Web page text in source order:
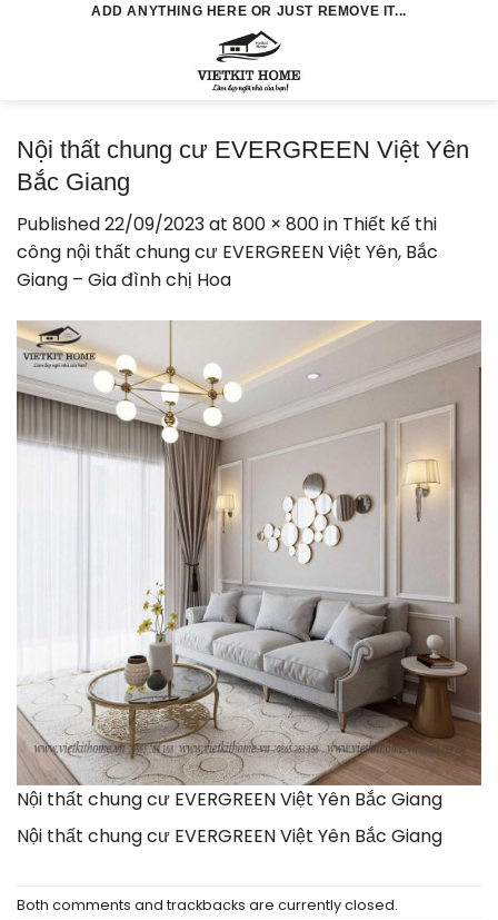
ADD ANYTHING HERE OR JUST REMOVE IT...
Nội thất chung cư EVERGREEN Việt Yên
Bắc Giang
Published22/09/2023at 800 × 800in Thiết kế thi
công nội thất chung cư EVERGREEN Việt Yên, Bắc
Giang – Gia đình chị Hoa
Nội thất chung cư EVERGREEN Việt Yên Bắc Giang
Nội thất chung cư EVERGREEN Việt Yên Bắc Giang
Both comments and trackbacks are currently closed.